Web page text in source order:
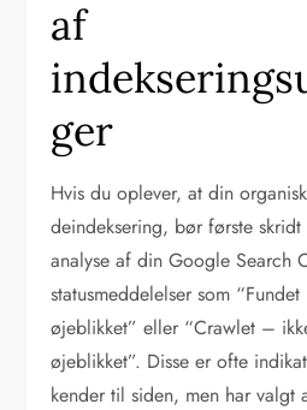
af
ger
Hvis du oplever, at din
deindeksering, bør første
analyse af din Google Search
statusmeddelelser som
øjeblikket” eller “Crawlet –
øjeblikket”. Disse er ofte
kender til siden, men har valgt